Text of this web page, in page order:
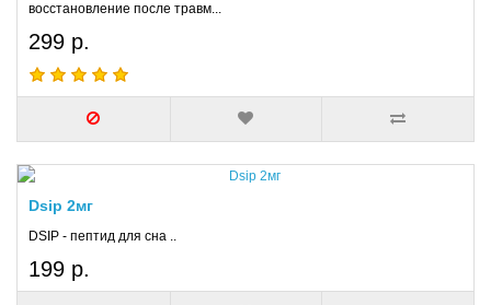
восстановление после травм...
299 р.
Dsip 2мг
DSIP - пептид для сна ..
199 р.